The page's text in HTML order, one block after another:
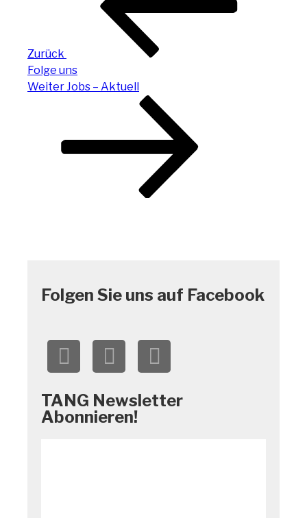
Zurück
Folge uns
Weiter Jobs – Aktuell
Folgen Sie uns auf Facebook
TANG Newsletter
Abonnieren!